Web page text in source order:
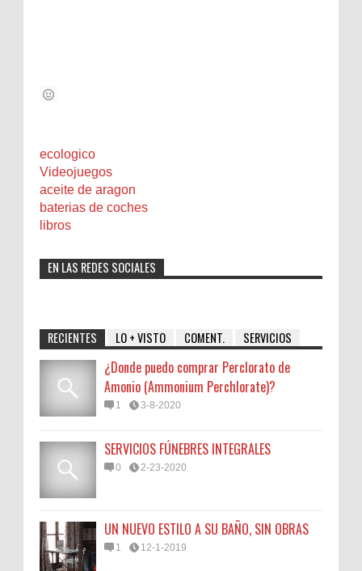
ecologico
Videojuegos
aceite de aragon
baterias de coches
libros
EN LAS REDES SOCIALES
RECIENTES LO + VISTO COMENT. SERVICIOS
¿Donde puedo comprar Perclorato de
Amonio (Ammonium Perchlorate)?
1 3-8-2020
SERVICIOS FÚNEBRES INTEGRALES
0 2-23-2020
UN NUEVO ESTILO A SU BAÑO, SIN OBRAS
1 12-1-2019